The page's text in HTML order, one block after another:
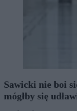
Sawicki nie boi
mógłby się